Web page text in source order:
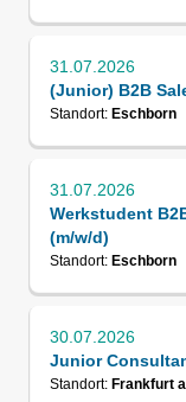
31.07.2026
(Junior) B2B
Standort: Eschborn
31.07.2026
Werkstudent
(m/w/d)
Standort: Eschborn
30.07.2026
Junior
Standort: Frankfurt